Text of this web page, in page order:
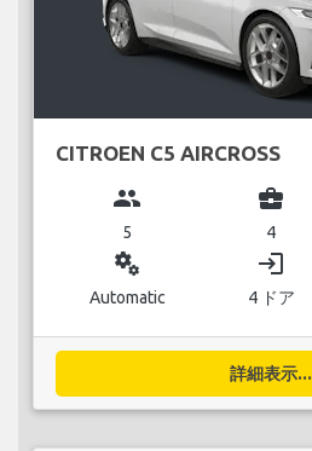
CITROEN C5 AIRCROSS
group
5
business_center
4
miscellaneous_services
Automatic
login
4 ドア
詳細表示...